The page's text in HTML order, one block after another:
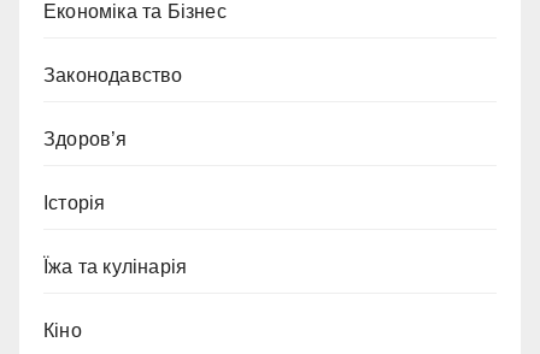
Економіка та Бізнес
Законодавство
Здоров’я
Історія
Їжа та кулінарія
Кіно